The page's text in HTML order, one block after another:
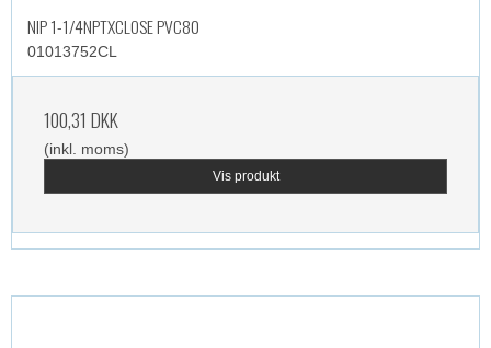
NIP 1-1/4NPTXCLOSE PVC80
01013752CL
100,31 DKK
(inkl. moms)
Vis produkt